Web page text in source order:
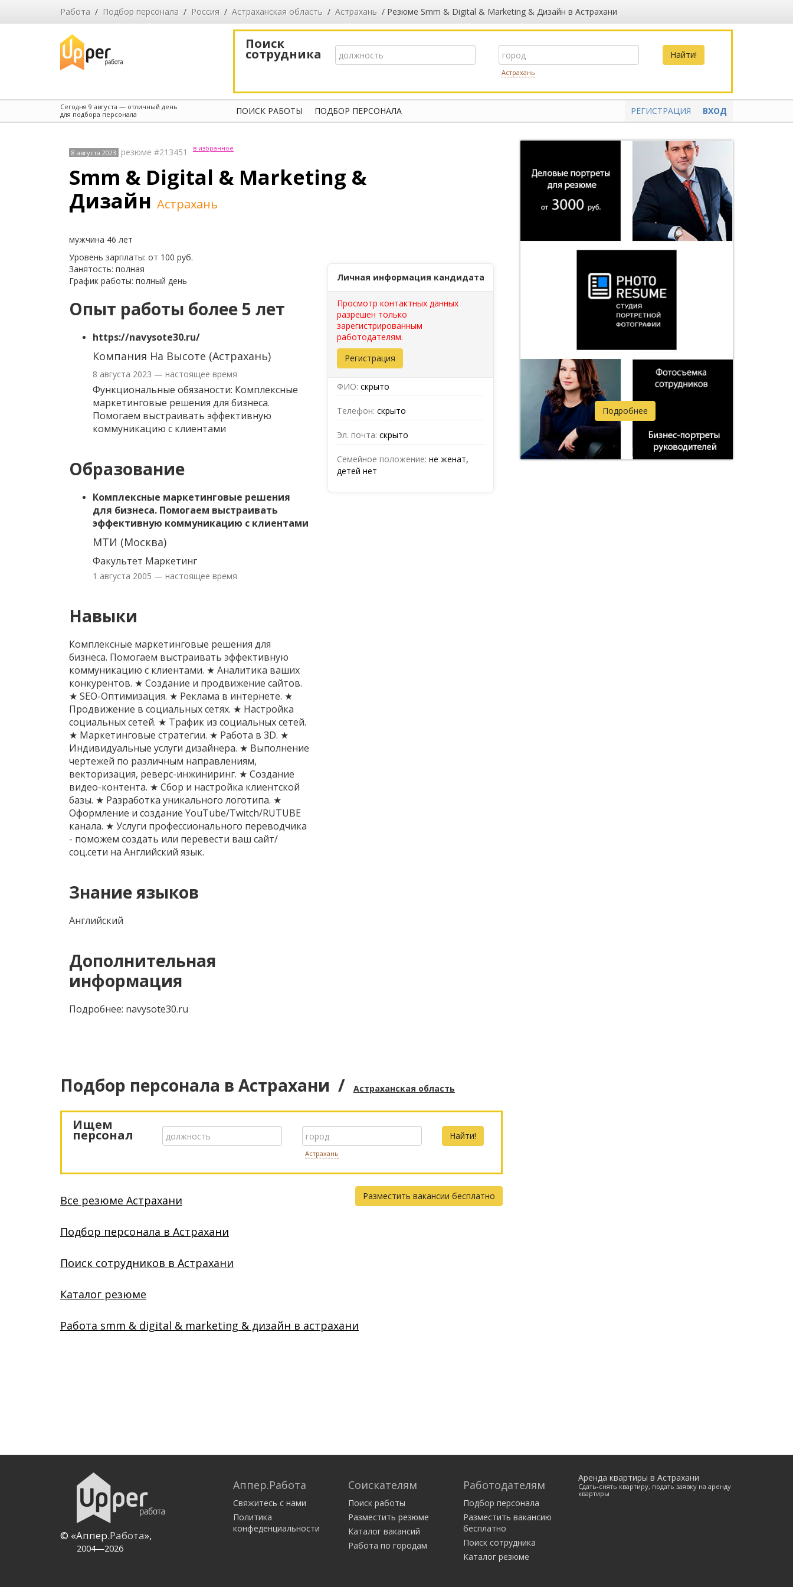
Работа / Подбор персонала / Россия / Астраханская область / Астрахань / Резюме Smm & Digital & Marketing & Дизайн в Астрахани
Поиск
сотрудника
Астрахань
Сегодня 9 августа — отличный день
для подбора персонала
ПОИСК РАБОТЫ ПОДБОР ПЕРСОНАЛА ВХОД
РЕГИСТРАЦИЯ
8 августа 2023 резюме #213451 в избранное
Smm & Digital & Marketing &
Дизайн Астрахань
мужчина 46 лет
Уровень зарплаты: от 100 руб.
Занятость: полная
График работы: полный день
Опыт работы более 5 лет
https://navysote30.ru/
Компания На Высоте (Астрахань)
8 августа 2023 — настоящее время
Функциональные обязаности: Комплексные
маркетинговые решения для бизнеса.
Помогаем выстраивать эффективную
коммуникацию с клиентами
Образование
Комплексные маркетинговые решения
для бизнеса. Помогаем выстраивать
эффективную коммуникацию с клиентами
МТИ (Москва)
Факультет Маркетинг
1 августа 2005 — настоящее время
Навыки
Комплексные маркетинговые решения для
бизнеса. Помогаем выстраивать эффективную
коммуникацию с клиентами. ★ Аналитика ваших
конкурентов. ★ Создание и продвижение сайтов.
★ SEO-Оптимизация. ★ Реклама в интернете. ★
Продвижение в социальных сетях. ★ Настройка
социальных сетей. ★ Трафик из социальных сетей.
★ Маркетинговые стратегии. ★ Работа в 3D. ★
Индивидуальные услуги дизайнера. ★ Выполнение
чертежей по различным направлениям,
векторизация, реверс-инжиниринг. ★ Создание
видео-контента. ★ Сбор и настройка клиентской
базы. ★ Разработка уникального логотипа. ★
Оформление и создание YouTube/Twitch/RUTUBE
канала. ★ Услуги профессионального переводчика
- поможем создать или перевести ваш сайт/
соц.сети на Английский язык.
Знание языков
Английский
Дополнительная
информация
Подробнее: navysote30.ru
Личная информация кандидата
Просмотр контактных данных
разрешен только
зарегистрированным
работодателям.
Регистрация
ФИО: скрыто
Телефон: скрыто
Эл. почта: скрыто
Семейное положение: не женат,
детей нет
Подбор персонала в Астрахани / Астраханская область
Ищем
персонал
Астрахань
Разместить вакансии бесплатно
Все резюме Астрахани
Подбор персонала в Астрахани
Поиск сотрудников в Астрахани
Каталог резюме
Работа smm & digital & marketing & дизайн в астрахани
Подробнее
Аппер.Работа
Свяжитесь с нами
Политика
конфеденциальности
Соискателям
Поиск работы
Разместить резюме
Каталог вакансий
Работа по городам
Работодателям
Подбор персонала
Разместить вакансию
бесплатно
Поиск сотрудника
Каталог резюме
Аренда квартиры в Астрахани
Сдать-снять квартиру, подать заявку на аренду
квартиры
© «Аппер.Работа»,
2004—2026